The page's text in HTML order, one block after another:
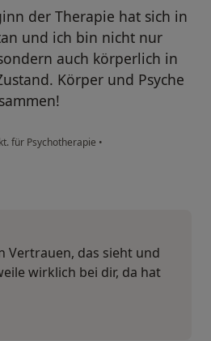
der Therapie hat sich in
und ich bin nicht nur
auch körperlich in
Körper und Psyche
für Psychotherapie •
Vertrauen, das sieht und
wirklich bei dir, da hat